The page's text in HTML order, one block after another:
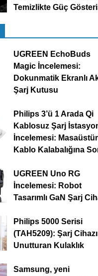
Temizlikte Güç
UGREEN EchoBuds
Magic İncelemesi:
Dokunmatik Ekranlı
Şarj Kutusu
Philips 3’ü 1 Arada Qi
Kablosuz Şarj
İncelemesi:
Kablo Kalabalığına
UGREEN Uno RG
İncelemesi: Robot
Tasarımlı GaN Şarj
Philips 5000 Serisi
(TAH5209): Şarj
Unutturan Kulaklık
Samsung, yeni